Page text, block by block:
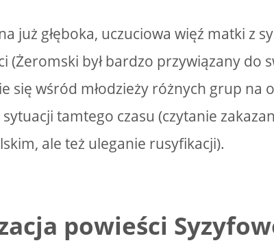
już głęboka, uczuciowa więź matki z
(Żeromski był bardzo przywiązany do
się wśród młodzieży różnych grup na
tamtego czasu (czytanie
ale też uleganie rusyfikacji).
powieści